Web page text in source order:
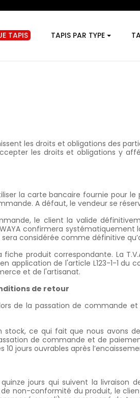
TAPIS TAPIS PAR TYPE
les droits et obligations des
les droits et obligations y
la carte bancaire fournie
A défaut, le vendeur se
le client la valide
confirmera
considérée comme définitive
produit correspondante. La
application de l'article L123-1-1
et de l'artisanat.
de retour
de la passation de commande
stock, ce qui fait que nous avons
de commande et de
jours ouvrables après
jours qui suivent la
non-conformité du produit, le